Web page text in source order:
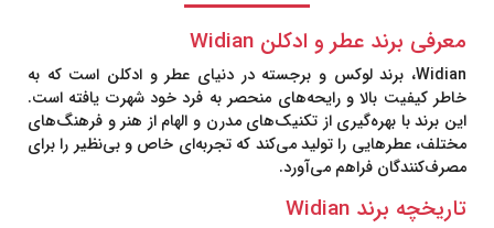
معرفی برند عطر و ادکلن Widian
Widian، برند لوکس و برجسته در دنیای عطر و ادکلن است که به
خاطر کیفیت بالا و رایحه‌های منحصر به فرد خود شهرت یافته است.
این برند با بهره‌گیری از تکنیک‌های مدرن و الهام از هنر و فرهنگ‌های
مختلف، عطرهایی را تولید می‌کند که تجربه‌ای خاص و بی‌نظیر را برای
مصرف‌کنندگان فراهم می‌آورد.
تاریخچه برند Widian